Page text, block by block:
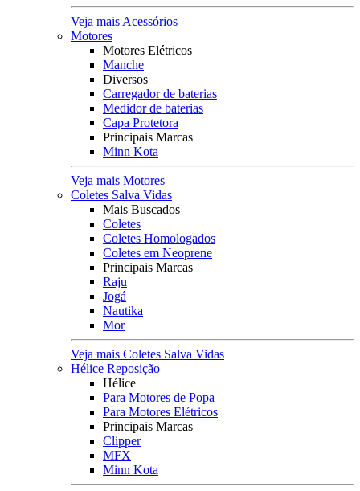
Veja mais Acessórios
Motores
Motores Elétricos
Manche
Diversos
Carregador de baterias
Medidor de baterias
Capa Protetora
Principais Marcas
Minn Kota
Veja mais Motores
Coletes Salva Vidas
Mais Buscados
Coletes
Coletes Homologados
Coletes em Neoprene
Principais Marcas
Raju
Jogá
Nautika
Mor
Veja mais Coletes Salva Vidas
Hélice Reposição
Hélice
Para Motores de Popa
Para Motores Elétricos
Principais Marcas
Clipper
MFX
Minn Kota